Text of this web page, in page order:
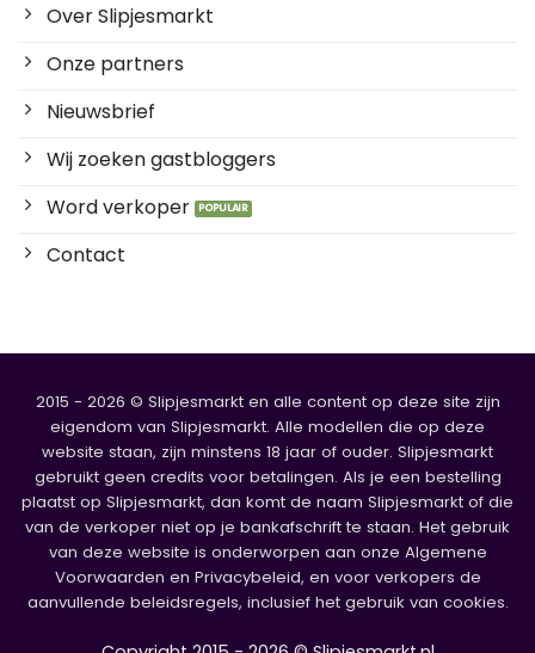
Over Slipjesmarkt
Onze partners
Nieuwsbrief
Wij zoeken gastbloggers
Word verkoper
Contact
2015 - 2026 © Slipjesmarkt en alle content op deze site zijn
eigendom van Slipjesmarkt. Alle modellen die op deze
website staan, zijn minstens 18 jaar of ouder. Slipjesmarkt
gebruikt geen credits voor betalingen. Als je een bestelling
plaatst op Slipjesmarkt, dan komt de naam Slipjesmarkt of die
van de verkoper niet op je bankafschrift te staan. Het gebruik
van deze website is onderworpen aan onze Algemene
Voorwaarden en Privacybeleid, en voor verkopers de
aanvullende beleidsregels, inclusief het gebruik van cookies.